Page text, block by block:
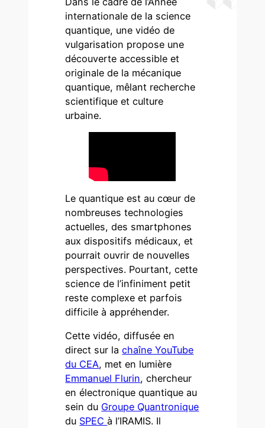
internationale de la science
quantique, une vidéo de
vulgarisation propose une
découverte accessible et
originale de la mécanique
quantique, mêlant recherche
scientifique et culture
urbaine.
Le quantique est au cœur de
nombreuses technologies
actuelles, des smartphones
aux dispositifs médicaux, et
pourrait ouvrir de nouvelles
perspectives. Pourtant, cette
science de l’infiniment petit
reste complexe et parfois
difficile à appréhender.
Cette vidéo, diffusée en
direct sur lachaîne YouTube
du CEA, met en lumière
Emmanuel Flurin, chercheur
en électronique quantique au
sein du Groupe Quantronique
du SPECà l’IRAMIS. Il